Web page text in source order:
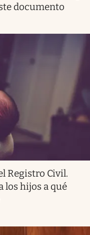
documento
Registro Civil.
los hijos a qué